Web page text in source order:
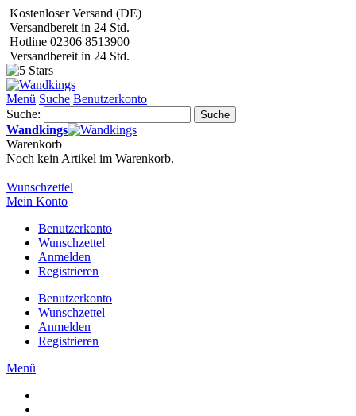
Kostenloser Versand (DE)
Versandbereit in 24 Std.
Hotline 02306 8513900
Versandbereit in 24 Std.
Menü Suche Benutzerkonto
Suche:
Suche
Wandkings
Warenkorb
Noch kein Artikel im Warenkorb.
Wunschzettel
Mein Konto
Benutzerkonto
Wunschzettel
Anmelden
Registrieren
Benutzerkonto
Wunschzettel
Anmelden
Registrieren
Menü